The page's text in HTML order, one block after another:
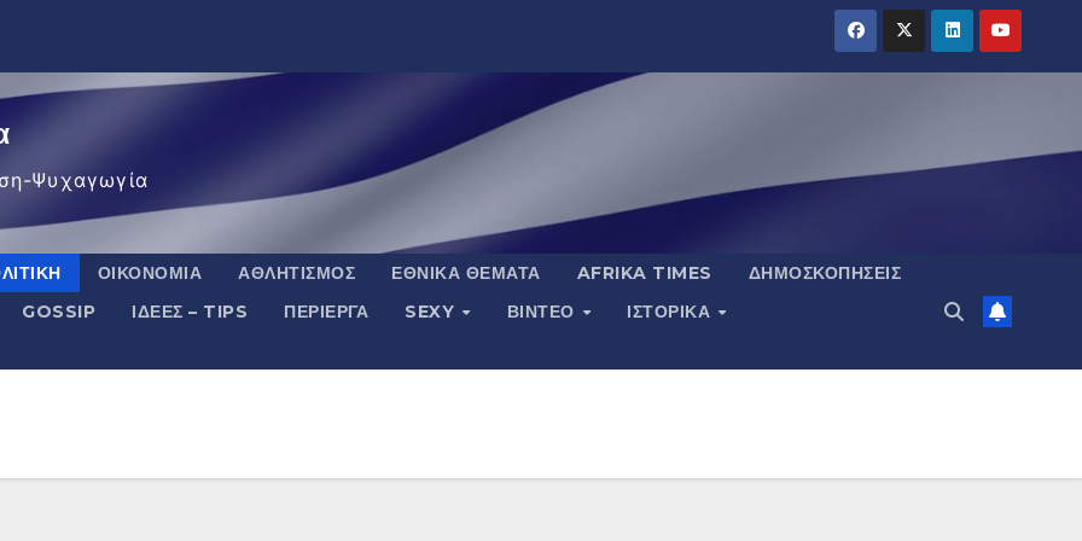
Ψυχαγωγία
ΟΙΚΟΝΟΜΊΑ ΑΘΛΗΤΙΣΜΌΣ ΕΘΝΙΚΆ ΘΈΜΑΤΑ AFRIKA TIMES
ΔΗΜΟΣΚΟΠΉΣΕΙΣ
GOSSIP ΙΔΈΕΣ – TIPS ΠΕΡΊΕΡΓΑ SEXY ΒΙΝΤΕΟ
ΙΣΤΟΡΙΚΆ